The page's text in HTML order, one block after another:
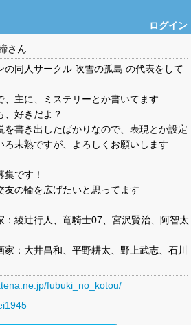
ログイン
さん
の同人サークル 吹雪の孤島 の代表をして
、主に、ミステリーとか書いてます
、好きだよ？
を書き出したばかりなので、表現とか設定
ろ未熟ですが、よろしくお願いします
集です！
友の輪を広げたいと思ってます
：綾辻行人、竜騎士07、宮沢賢治、阿智太
家：大井昌和、平野耕太、野上武志、石川
fubuki_no_kotou/